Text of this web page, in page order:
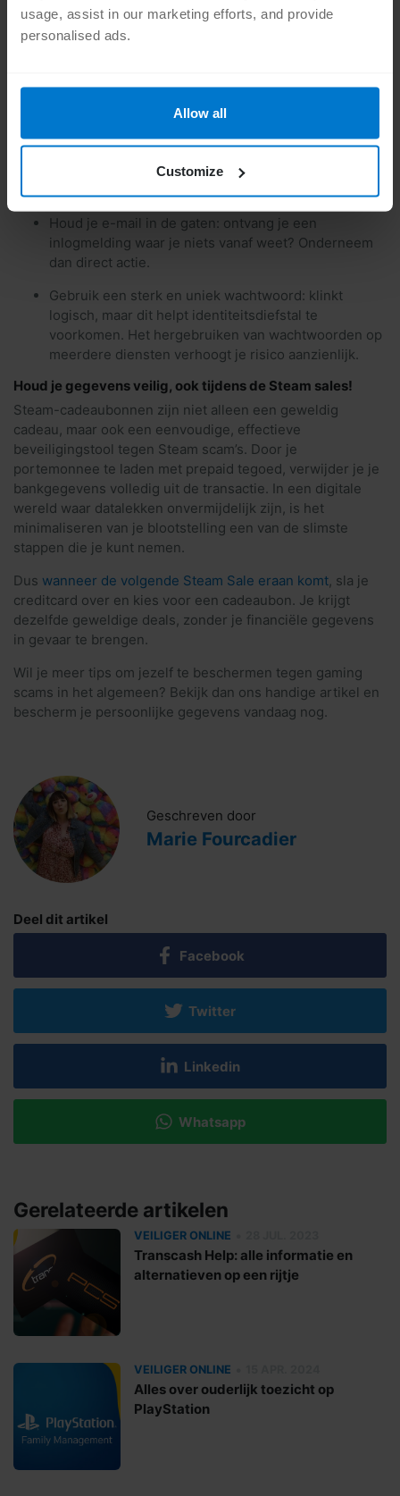
usage, assist in our marketing efforts, and provide
personalised ads.
Allow all
Customize
Shop zonder zorgen
Met je portemonnee gevuld kun je direct
je account.
Andere beveiligingstips voor Steam
Schakel Steam Guard in: zet Steam’s
Houd je e-mail in de gaten: ontvang je een
inlogmelding waar je niets vanaf weet? Onderneem
dan direct actie.
Gebruik een sterk en uniek wachtwoord: klinkt
logisch, maar dit helpt identiteitsdiefstal te
voorkomen. Het hergebruiken van wachtwoorden op
meerdere diensten verhoogt je risico aanzienlijk.
Houd je gegevens veilig, ook tijdens de Steam sales!
Steam-cadeaubonnen zijn niet alleen een geweldig
cadeau, maar ook een eenvoudige, effectieve
beveiligingstool tegen Steam scam’s. Door je
portemonnee te laden met prepaid tegoed, verwijder je je
bankgegevens volledig uit de transactie. In een digitale
wereld waar datalekken onvermijdelijk zijn, is het
minimaliseren van je blootstelling een van de slimste
stappen die je kunt nemen.
Dus wanneer de volgende Steam Sale eraan komt, sla je
creditcard over en kies voor een cadeaubon. Je krijgt
dezelfde geweldige deals, zonder je financiële gegevens
in gevaar te brengen.
Wil je meer tips om jezelf te beschermen tegen gaming
scams in het algemeen? Bekijk dan ons handige artikel en
bescherm je persoonlijke gegevens vandaag nog.
Geschreven door
Marie Fourcadier
Deel dit artikel
Facebook
Twitter
Linkedin
Whatsapp
Gerelateerde artikelen
VEILIGER ONLINE
Transcash Help: alle informatie en
alternatieven op een rijtje
VEILIGER ONLINE
Alles over ouderlijk toezicht op
PlayStation